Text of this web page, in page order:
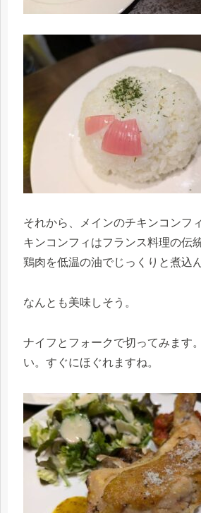
それから、メインのチキンコンフ
キンコンフィはフランス料理の伝
鶏肉を低温の油でじっくりと煮込
なんとも美味しそう。
ナイフとフォークで切ってみます
い。すぐにほぐれますね。